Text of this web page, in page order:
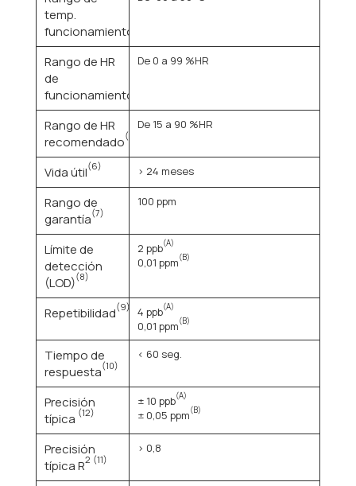
temp.
funcionamiento
Rango de HR
de
funcionamiento
De 0 a 99 %HR
Rango de HR
recomendado(5)
De 15 a 90 %HR
Vida útil(6) > 24 meses
Rango de
garantía(7)
100 ppm
Límite de
detección
(LOD)(8)
2 ppb(A)
0,01 ppm(B)
Repetibilidad(9) 4 ppb(A)
0,01 ppm(B)
Tiempo de
respuesta(10)
< 60 seg.
Precisión
típica (12)
± 10 ppb(A)
± 0,05 ppm(B)
Precisión
típica R2 (11)
> 0,8